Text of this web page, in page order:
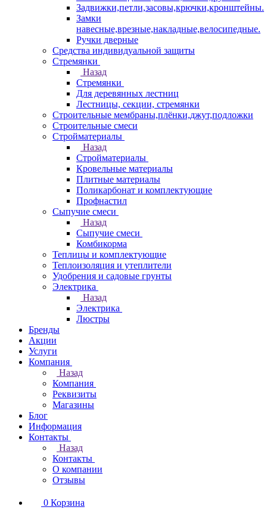
Задвижки,петли,засовы,крючки,кронштейны.
Замки
навесные,врезные,накладные,велосипедные.
Ручки дверные
Средства индивидуальной защиты
Стремянки
Назад
Стремянки
Для деревянных лестниц
Лестницы, секции, стремянки
Строительные мембраны,плёнки,джут,подложки
Строительные смеси
Стройматериалы
Назад
Стройматериалы
Кровельные материалы
Плитные материалы
Поликарбонат и комплектующие
Профнастил
Сыпучие смеси
Назад
Сыпучие смеси
Комбикорма
Теплицы и комплектующие
Теплоизоляция и утеплители
Удобрения и садовые грунты
Электрика
Назад
Электрика
Люстры
Бренды
Акции
Услуги
Компания
Назад
Компания
Реквизиты
Магазины
Блог
Информация
Контакты
Назад
Контакты
О компании
Отзывы
0 Корзина